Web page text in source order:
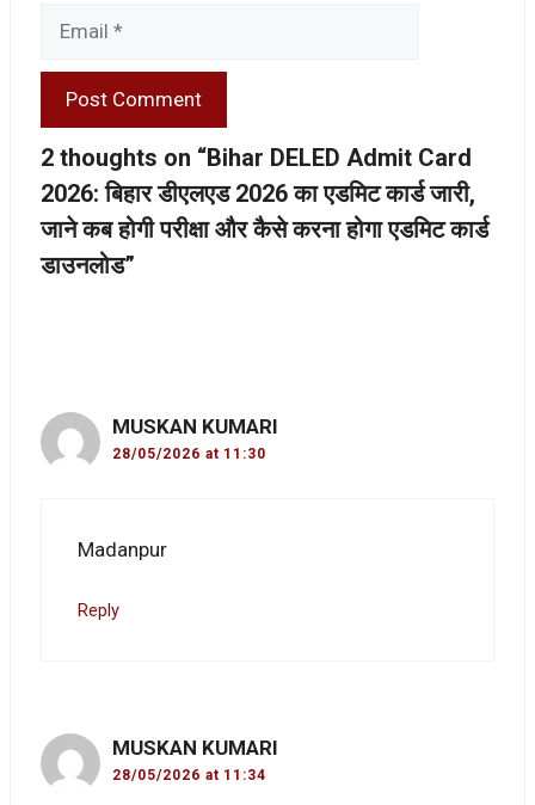
2 thoughts on “Bihar DELED Admit Card
2026: बिहार डीएलएड 2026 का एडमिट कार्ड जारी,
जाने कब होगी परीक्षा और कैसे करना होगा एडमिट कार्ड
डाउनलोड”
MUSKAN KUMARI
28/05/2026 at 11:30
Madanpur
Reply
MUSKAN KUMARI
28/05/2026 at 11:34